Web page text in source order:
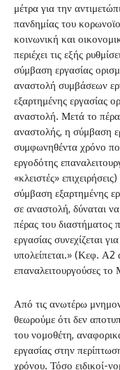
μέτρα για την
πανδημίας του
κοινωνική και
περιέχει τις εξής
σύμβαση εργασίας
αναστολή συμβάσεων
εξαρτημένης εργασίας
αναστολή. Μετά το
αναστολής, η σύμβαση
συμφωνηθέντα χρόνο
εργοδότης
«κλειστές»
σύμβαση εξαρτημένης
σε αναστολή, δύναται
πέρας του
εργασίας συνεχίζεται
υπολείπεται.» (Κεφ. Α2
επαναλειτουργούσες το
Από τις ανωτέρω
θεωρούμε ότι δεν
του νομοθέτη,
εργασίας στην
χρόνου. Τόσο ειδικοί-